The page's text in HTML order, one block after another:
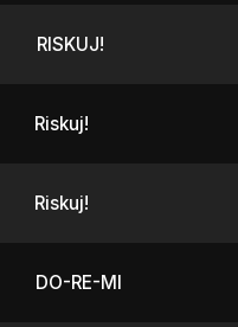
RISKUJ!
Riskuj!
Riskuj!
DO-RE-MI